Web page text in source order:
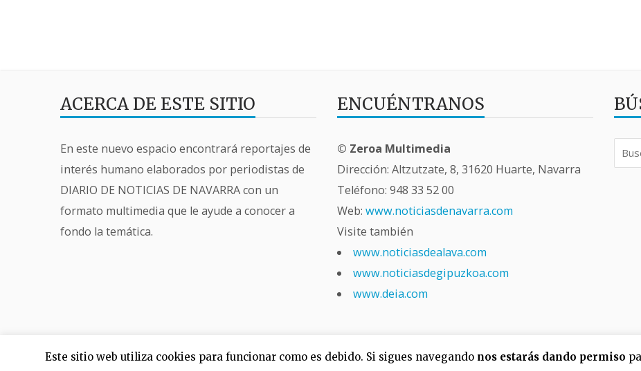
ACERCA DE ESTE SITIO
En este nuevo espacio encontrará reportajes de
interés humano elaborados por periodistas de
DIARIO DE NOTICIAS DE NAVARRA con un
formato multimedia que le ayude a conocer a
fondo la temática.
ENCUÉNTRANOS
© Zeroa Multimedia
Dirección: Altzutzate, 8, 31620 Huarte, Navarra
Teléfono: 948 33 52 00
Web: www.noticiasdenavarra.com
Visite también
www.noticiasdealava.com
www.noticiasdegipuzkoa.com
www.deia.com
Este sitio web utiliza cookies para funcionar como es debido. Si sigues navegando nos estarás dando permiso